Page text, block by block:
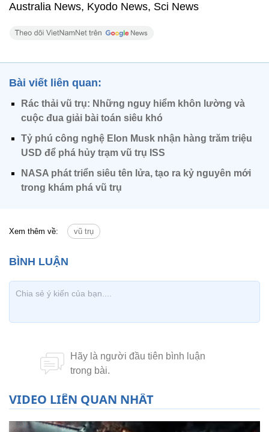
Australia News, Kyodo News, Sci News
Bài viết liên quan:
Rác thải vũ trụ: Những nguy hiểm khôn lường và
cuộc đua giải bài toán siêu khó
Tỷ phú công nghệ Elon Musk nhận hàng trăm triệu
USD để phá hủy trạm vũ trụ ISS
NASA phát triển siêu tên lửa, tạo ra kỷ nguyên mới
trong khám phá vũ trụ
Xem thêm về: vũ trụ
VIDEO LIÊN QUAN NHẤT